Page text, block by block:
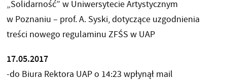
„Solidarność” w Uniwersytecie Artystycznym
w Poznaniu – prof. A. Syski, dotyczące uzgodnienia
treści nowego regulaminu ZFŚS w UAP
17.05.2017
-do Biura Rektora UAP o 14:23 wpłynął mail